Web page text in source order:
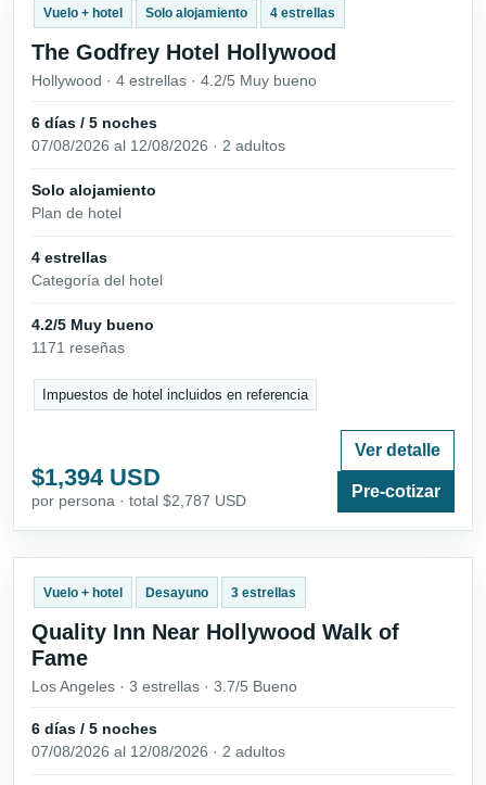
Vuelo + hotel Solo alojamiento 4 estrellas
The Godfrey Hotel Hollywood
Hollywood · 4 estrellas · 4.2/5 Muy bueno
6 días / 5 noches
07/08/2026 al 12/08/2026 · 2 adultos
Solo alojamiento
Plan de hotel
4 estrellas
Categoría del hotel
4.2/5 Muy bueno
1171 reseñas
Impuestos de hotel incluidos en referencia
$1,394 USD
por persona · total $2,787 USD
Ver detalle
Pre-cotizar
Vuelo + hotel Desayuno 3 estrellas
Quality Inn Near Hollywood Walk of
Fame
Los Angeles · 3 estrellas · 3.7/5 Bueno
6 días / 5 noches
07/08/2026 al 12/08/2026 · 2 adultos